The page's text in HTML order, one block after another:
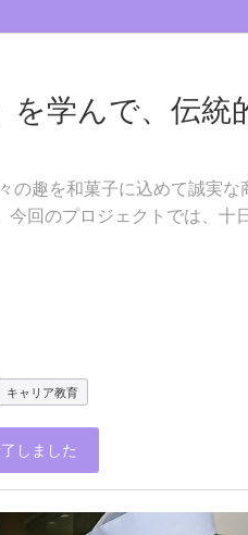
を学んで、伝統
趣を和菓子に込めて誠実
回のプロジェクトでは、十
キャリア教育
しました